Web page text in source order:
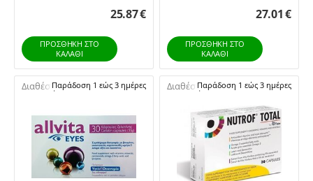
25.87€
ΠΡΟΣΘΉΚΗ ΣΤΟ
ΚΑΛΆΘΙ
27.01€
ΠΡΟΣΘΉΚΗ ΣΤΟ
ΚΑΛΆΘΙ
Διαθέσιμο:Παράδοση 1 εώς 3 ημέρες Διαθέσιμο:Παράδοση 1 εώς 3 ημέρες